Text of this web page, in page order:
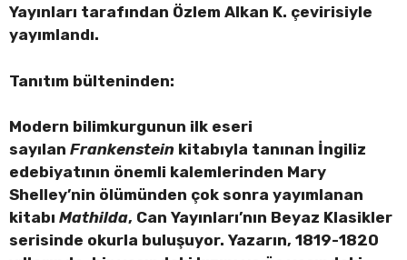
Yayınları tarafından Özlem Alkan K. çevirisiyle
yayımlandı.
Tanıtım bülteninden:
Modern bilimkurgunun ilk eseri
sayılan Frankenstein kitabıyla tanınan İngiliz
edebiyatının önemli kalemlerinden Mary
Shelley’nin ölümünden çok sonra yayımlanan
kitabı Mathilda, Can Yayınları’nın Beyaz Klasikler
serisinde okurla buluşuyor. Yazarın, 1819-1820